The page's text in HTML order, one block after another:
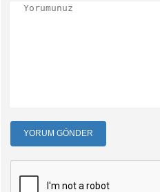
YORUM GÖNDER